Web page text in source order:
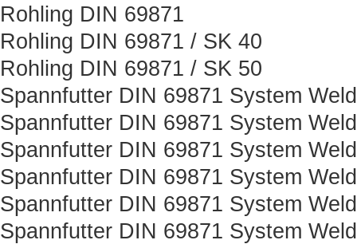
Rohling DIN 69871
Rohling DIN 69871 / SK 40
Rohling DIN 69871 / SK 50
Spannfutter DIN 69871 System
Spannfutter DIN 69871 System
Spannfutter DIN 69871 System
Spannfutter DIN 69871 System
Spannfutter DIN 69871 System
Spannfutter DIN 69871 System